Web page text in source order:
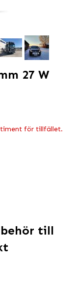
27 W
för tillfället.
till